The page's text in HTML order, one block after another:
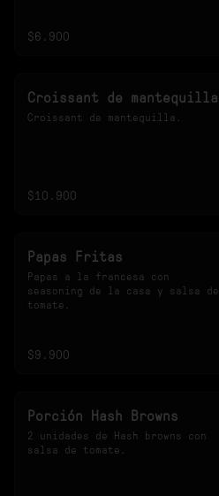
$6.900
Croissant de mantequilla
Croissant de mantequilla.
$10.900
Papas Fritas
Papas a la francesa con
seasoning de la casa y salsa de
tomate.
$9.900
Porción Hash Browns
2 unidades de Hash browns con
salsa de tomate.